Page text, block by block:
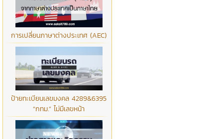
การเปลี่ยนภาษาต่างประเทศ (AEC)
ป้ายทะเบียนเลขมงคล 4289&6395
“กทม.” ไม่มีเลขหน้า